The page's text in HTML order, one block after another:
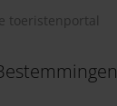
toeristenportal